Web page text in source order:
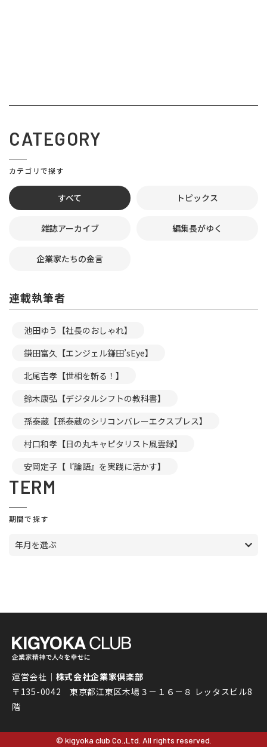
CATEGORY
カテゴリで探す
すべて トピックス
雑誌アーカイブ 編集長がゆく
企業家たちの金言
連載執筆者
池田ゆう【社長のおしゃれ】
鎌田富久【エンジェル鎌田’sEye】
北尾吉孝【世相を斬る！】
鈴木康弘【デジタルシフトの教科書】
孫泰蔵【孫泰蔵のシリコンバレーエクスプレス】
村口和孝【日の丸キャピタリスト風雲録】
安岡定子【『論語』を実践に活かす】
TERM
期間で探す
年月を選ぶ
運営会社｜ 株式会社企業家倶楽部
〒135-0042 東京都江東区木場３－１６－８ レッタスビル8
階
© kigyoka club Co.,Ltd. All rights reserved.